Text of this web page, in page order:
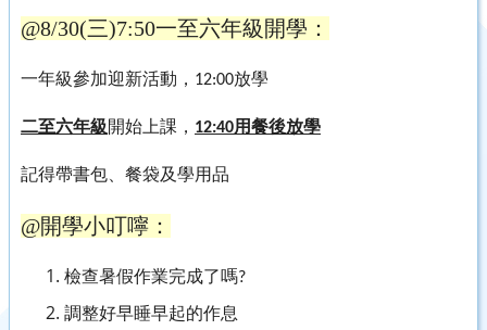
@8/30(三)7:50一至六年級開學：
一年級參加迎新活動， 12:00放學
二至六年級開始上課， 12:40用餐後放學
記得帶書包、餐袋及學用品
@開學小叮嚀：
檢查暑假作業完成了嗎?
調整好早睡早起的作息